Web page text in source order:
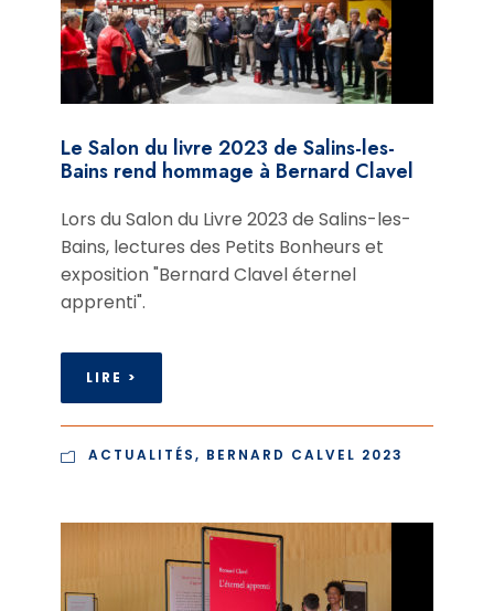
Le Salon du livre 2023 de Salins-les-
Bains rend hommage à Bernard Clavel
Lors du Salon du Livre 2023 de Salins-les-
Bains, lectures des Petits Bonheurs et
exposition "Bernard Clavel éternel
apprenti".
LIRE >
ACTUALITÉS, BERNARD CALVEL 2023